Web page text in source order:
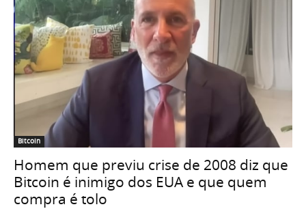
Bitcoin
Homem que previu crise de 2008 diz que
Bitcoin é inimigo dos EUA e que quem
compra é tolo